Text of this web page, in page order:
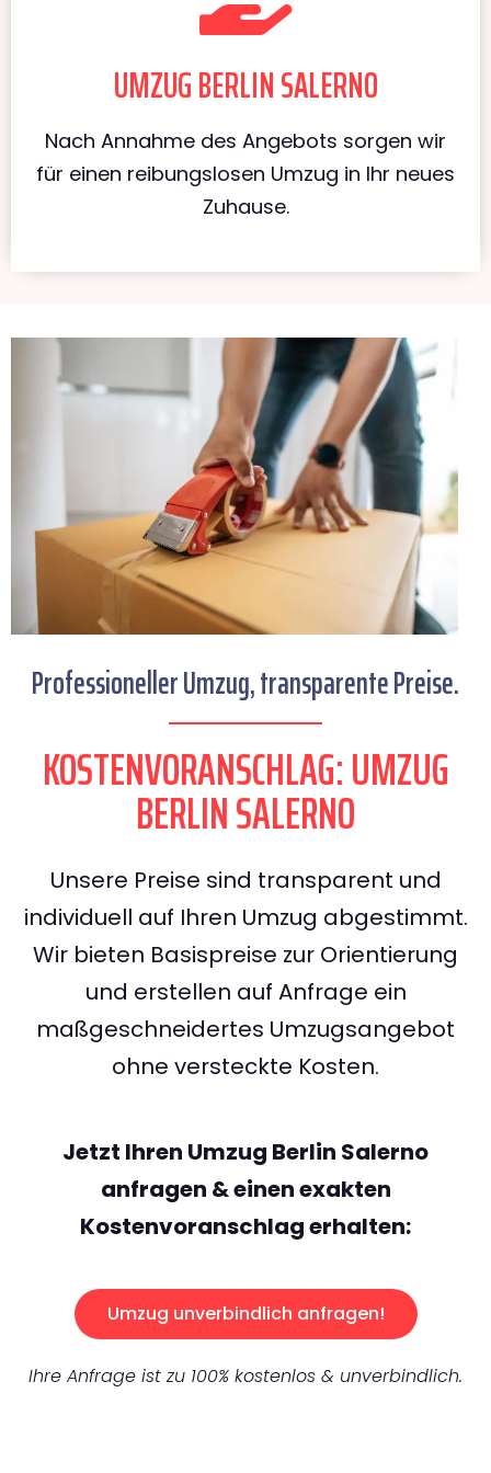
UMZUG BERLIN SALERNO
Nach Annahme des Angebots sorgen wir
für einen reibungslosen Umzug in Ihr neues
Zuhause.
Professioneller Umzug, transparente Preise.
KOSTENVORANSCHLAG: UMZUG
BERLIN SALERNO
Unsere Preise sind transparent und
individuell auf Ihren Umzug abgestimmt.
Wir bieten Basispreise zur Orientierung
und erstellen auf Anfrage ein
maßgeschneidertes Umzugsangebot
ohne versteckte Kosten.
Jetzt Ihren Umzug Berlin Salerno
anfragen & einen exakten
Kostenvoranschlag erhalten:
Umzug unverbindlich anfragen!
Ihre Anfrage ist zu 100% kostenlos & unverbindlich.